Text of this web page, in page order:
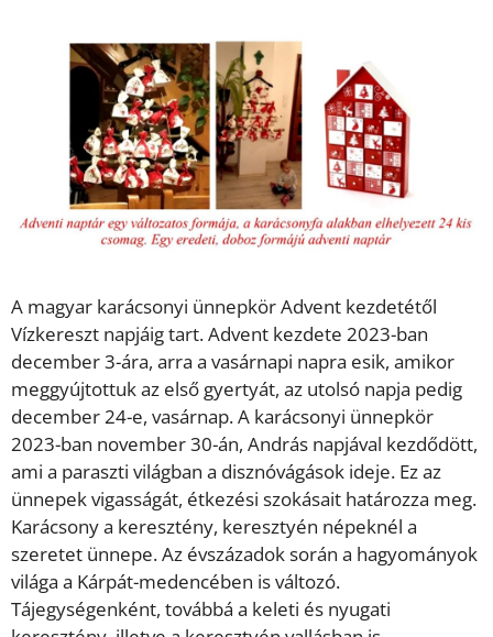
A magyar karácsonyi ünnepkör Advent kezdetétől
Vízkereszt napjáig tart. Advent kezdete 2023-ban
december 3-ára, arra a vasárnapi napra esik, amikor
meggyújtottuk az első gyertyát, az utolsó napja pedig
december 24-e, vasárnap. A karácsonyi ünnepkör
2023-ban november 30-án, András napjával kezdődött,
ami a paraszti világban a disznóvágások ideje. Ez az
ünnepek vigasságát, étkezési szokásait határozza meg.
Karácsony a keresztény, keresztyén népeknél a
szeretet ünnepe. Az évszázadok során a hagyományok
világa a Kárpát-medencében is változó.
Tájegységenként, továbbá a keleti és nyugati